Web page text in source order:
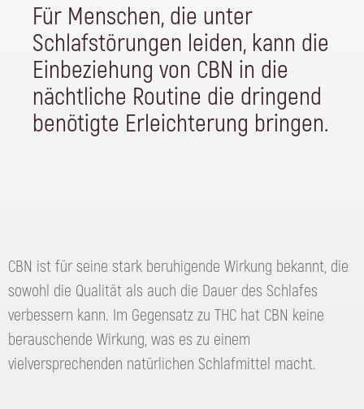
Für Menschen, die unter
Schlafstörungen leiden, kann die
Einbeziehung von CBN in die
nächtliche Routine die dringend
benötigte Erleichterung bringen.
CBN ist für seine stark beruhigende Wirkung bekannt, die
sowohl die Qualität als auch die Dauer des Schlafes
verbessern kann. Im Gegensatz zu THC hat CBN keine
berauschende Wirkung, was es zu einem
vielversprechenden natürlichen Schlafmittel macht.